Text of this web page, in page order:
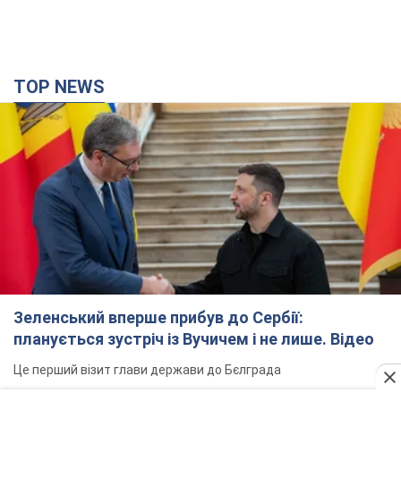
TOP NEWS
Зеленський вперше прибув до Сербії:
планується зустріч із Вучичем і не лише. Відео
Це перший візит глави держави до Бєлграда